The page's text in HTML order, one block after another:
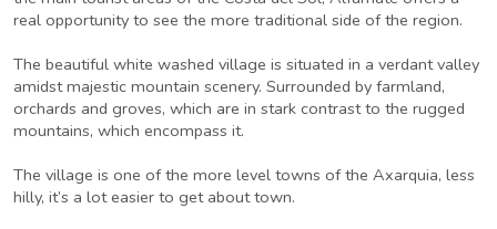
real opportunity to see the more traditional side of the region.
The beautiful white washed village is situated in a verdant valley
amidst majestic mountain scenery. Surrounded by farmland,
orchards and groves, which are in stark contrast to the rugged
mountains, which encompass it.
The village is one of the more level towns of the Axarquia, less
hilly, it’s a lot easier to get about town.